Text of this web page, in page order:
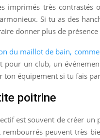
imprimés très
Si tu as des
donner plus de présence
du maillot de bain,
pour un club, un
ton équipement si tu fais
poitrine
est souvent de créer
rembourrés peuvent très